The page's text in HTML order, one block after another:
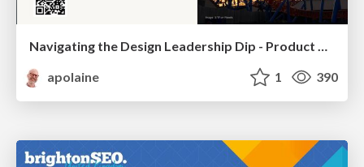
Navigating the Design Leadership Dip - Product Design Week Design Leaders+ Conference 2024
apolaine
1 390